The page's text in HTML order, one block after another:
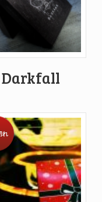
Darkfall
れ